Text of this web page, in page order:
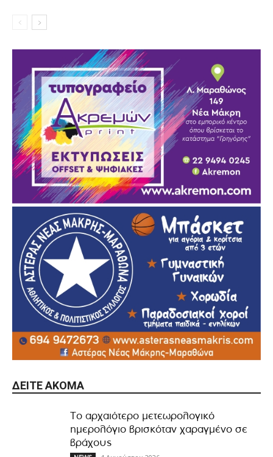
ΔΕΊΤΕ ΑΚΌΜΑ
Το αρχαιότερο μετεωρολογικό
ημερολόγιο βρισκόταν χαραγμένο σε
βράχους